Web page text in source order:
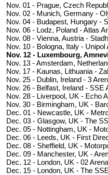
Nov. 01 - Prague, Czech
Nov. 02 - Munich, Germany -
Nov. 04 - Budapest, Hungary -
Nov. 06 - Lodz, Poland - Atlas
Nov. 08 - Vienna, Austria -
Nov. 10 - Bologna, Italy - Unipol
Nov. 12 - Luxembourg,
Nov. 13 - Amsterdam,
Nov. 17 - Kaunas, Lithuania -
Nov. 25 - Dublin, Ireland - 3
Nov. 26 - Belfast, Ireland - SSE
Nov. 28 - Liverpool, UK - Echo
Nov. 30 - Birmingham, UK -
Dec. 01 - Newcastle, UK -
Dec. 03 - Glasgow, UK - The
Dec. 05 - Nottingham, UK -
Dec. 06 - Leeds, UK - First
Dec. 08 - Sheffield, UK -
Dec. 09 - Manchester, UK -
Dec. 12 - London, UK - 02 Arena
Dec. 15 - London, UK - The